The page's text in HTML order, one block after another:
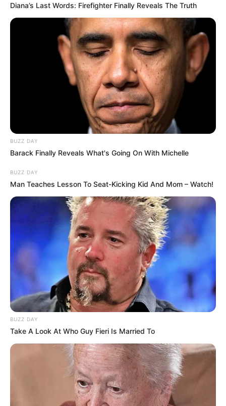
Diana’s Last Words: Firefighter Finally Reveals The Truth
BUZZ DAY
Barack Finally Reveals What's Going On With Michelle
BUZZ DAY
Man Teaches Lesson To Seat-Kicking Kid And Mom – Watch!
BUZZ DAY
Take A Look At Who Guy Fieri Is Married To